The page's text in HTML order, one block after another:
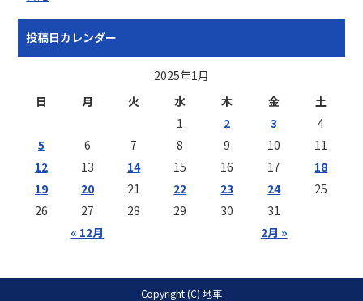
投稿日カレンダー
2025年1月
日
月 火 水 木 金 土
« 12月 2月 »
1 2 3
4
5
6 7 8 9 10
11
12
13 14 15 16 17
18
19
20 21 22 23 24
25
26
27 28 29 30 31
Copyright (C) 地車